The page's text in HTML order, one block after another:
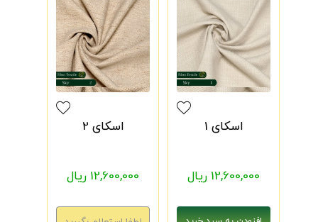
اسکای 1
12,600,000 ریال
اسکای 2
12,600,000 ریال